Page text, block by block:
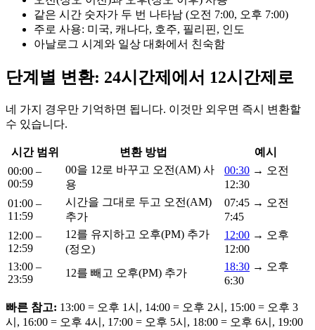
같은 시간 숫자가 두 번 나타남 (오전 7:00, 오후 7:00)
주로 사용: 미국, 캐나다, 호주, 필리핀, 인도
아날로그 시계와 일상 대화에서 친숙함
단계별 변환: 24시간제에서 12시간제로
네 가지 경우만 기억하면 됩니다. 이것만 외우면 즉시 변환할
수 있습니다.
시간 범위 변환 방법
예시
00:00 –
00:59
00을 12로 바꾸고 오전(AM) 사
용
00:30 → 오전
12:30
01:00 –
11:59
시간을 그대로 두고 오전(AM)
추가
07:45 → 오전
7:45
12:00 –
12:59
12를 유지하고 오후(PM) 추가
(정오)
12:00 → 오후
12:00
13:00 –
23:59
12를 빼고 오후(PM) 추가
18:30 → 오후
6:30
빠른 참고: 13:00 = 오후 1시, 14:00 = 오후 2시, 15:00 = 오후 3
시, 16:00 = 오후 4시, 17:00 = 오후 5시, 18:00 = 오후 6시, 19:00